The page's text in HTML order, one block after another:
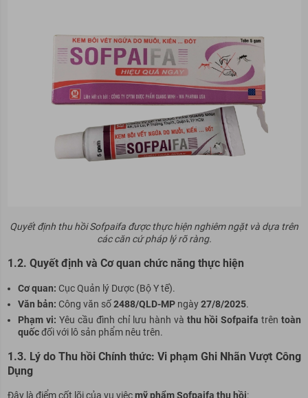
Quyết định thu hồi Sofpaifa được thực hiện nghiêm ngặt và dựa trên
các căn cứ pháp lý rõ ràng.
1.2. Quyết định và Cơ quan chức năng thực hiện
Cơ quan: Cục Quản lý Dược (Bộ Y tế).
Văn bản: Công văn số2488/QLD-MPngày27/8/2025.
Phạm vi: Yêu cầu đình chỉ lưu hành và thu hồi Sofpaifa trên toàn
quốcđối với lô sản phẩm nêu trên.
1.3. Lý do Thu hồi Chính thức: Vi phạm Ghi Nhãn Vượt Công
Dụng
Đây là điểm cốt lõi của vụ việcmỹ phẩm Sofpaifa thu hồi: